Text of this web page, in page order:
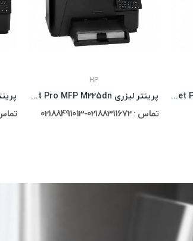
تماس :
HP
پرینتر لیزری HP LaserJet Pro MFP M225dn
تماس : 02188311672-02188491013
پرینتر لیزری رنگی HP LaserJet Pro 477fdn...